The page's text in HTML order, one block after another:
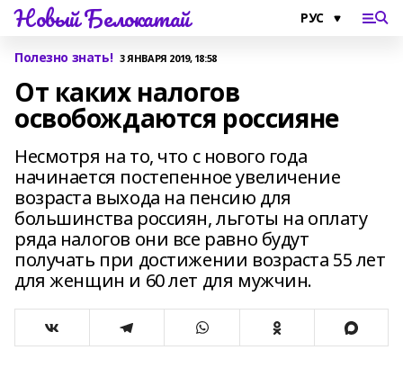
Новый Белокатай
Полезно знать! 3 ЯНВАРЯ 2019, 18:58
От каких налогов
освобождаются россияне
Несмотря на то, что с нового года
начинается постепенное увеличение
возраста выхода на пенсию для
большинства россиян, льготы на оплату
ряда налогов они все равно будут
получать при достижении возраста 55 лет
для женщин и 60 лет для мужчин.